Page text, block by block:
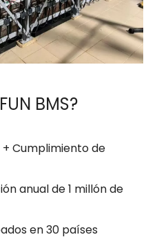
BMS?
Cumplimiento de
anual de 1 millón de
en 30 países